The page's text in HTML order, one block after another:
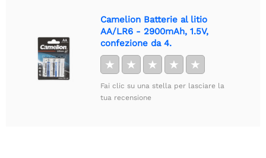
Camelion Batterie al litio
AA/LR6 - 2900mAh, 1.5V,
confezione da 4.
★ ★ ★ ★ ★
Fai clic su una stella per lasciare la
tua recensione